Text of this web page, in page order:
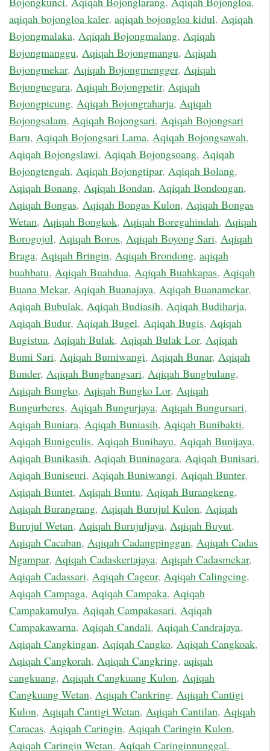
aqiqah bojongloa kaler, aqiqah bojongloa kidul, Aqiqah
Bojongmalaka, Aqiqah Bojongmalang, Aqiqah
Bojongmanggu, Aqiqah Bojongmangu, Aqiqah
Bojongmekar, Aqiqah Bojongmengger, Aqiqah
Bojongnegara, Aqiqah Bojongpetir, Aqiqah
Bojongpicung, Aqiqah Bojongraharja, Aqiqah
Bojongsalam, Aqiqah Bojongsari, Aqiqah Bojongsari
Baru, Aqiqah Bojongsari Lama, Aqiqah Bojongsawah,
Aqiqah Bojongslawi, Aqiqah Bojongsoang, Aqiqah
Bojongtengah, Aqiqah Bojongtipar, Aqiqah Bolang,
Aqiqah Bonang, Aqiqah Bondan, Aqiqah Bondongan,
Aqiqah Bongas, Aqiqah Bongas Kulon, Aqiqah Bongas
Wetan, Aqiqah Bongkok, Aqiqah Boregahindah, Aqiqah
Borogojol, Aqiqah Boros, Aqiqah Boyong Sari, Aqiqah
Braga, Aqiqah Bringin, Aqiqah Brondong, aqiqah
buahbatu, Aqiqah Buahdua, Aqiqah Buahkapas, Aqiqah
Buana Mekar, Aqiqah Buanajaya, Aqiqah Buanamekar,
Aqiqah Bubulak, Aqiqah Budiasih, Aqiqah Budiharja,
Aqiqah Budur, Aqiqah Bugel, Aqiqah Bugis, Aqiqah
Bugistua, Aqiqah Bulak, Aqiqah Bulak Lor, Aqiqah
Bumi Sari, Aqiqah Bumiwangi, Aqiqah Bunar, Aqiqah
Bunder, Aqiqah Bungbangsari, Aqiqah Bungbulang,
Aqiqah Bungko, Aqiqah Bungko Lor, Aqiqah
Bungurberes, Aqiqah Bungurjaya, Aqiqah Bungursari,
Aqiqah Buniara, Aqiqah Buniasih, Aqiqah Bunibakti,
Aqiqah Bunigeulis, Aqiqah Bunihayu, Aqiqah Bunijaya,
Aqiqah Bunikasih, Aqiqah Buninagara, Aqiqah Bunisari,
Aqiqah Buniseuri, Aqiqah Buniwangi, Aqiqah Bunter,
Aqiqah Buntet, Aqiqah Buntu, Aqiqah Burangkeng,
Aqiqah Burangrang, Aqiqah Burujul Kulon, Aqiqah
Burujul Wetan, Aqiqah Burujuljaya, Aqiqah Buyut,
Aqiqah Cacaban, Aqiqah Cadangpinggan, Aqiqah Cadas
Ngampar, Aqiqah Cadaskertajaya, Aqiqah Cadasmekar,
Aqiqah Cadassari, Aqiqah Cageur, Aqiqah Calingcing,
Aqiqah Campaga, Aqiqah Campaka, Aqiqah
Campakamulya, Aqiqah Campakasari, Aqiqah
Campakawarna, Aqiqah Candali, Aqiqah Candrajaya,
Aqiqah Cangkingan, Aqiqah Cangko, Aqiqah Cangkoak,
Aqiqah Cangkorah, Aqiqah Cangkring, aqiqah
cangkuang, Aqiqah Cangkuang Kulon, Aqiqah
Cangkuang Wetan, Aqiqah Cankring, Aqiqah Cantigi
Kulon, Aqiqah Cantigi Wetan, Aqiqah Cantilan, Aqiqah
Caracas, Aqiqah Caringin, Aqiqah Caringin Kulon,
Aqiqah Caringin Wetan, Aqiqah Caringinnunggal,